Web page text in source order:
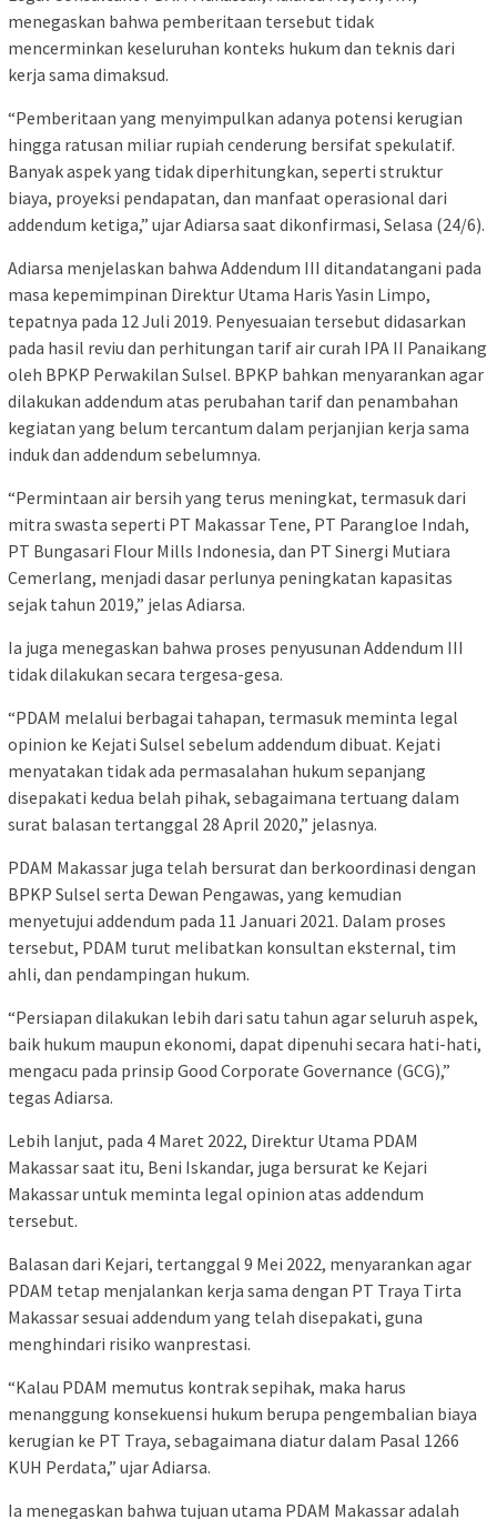
menegaskan bahwa pemberitaan tersebut tidak
mencerminkan keseluruhan konteks hukum dan teknis dari
kerja sama dimaksud.
“Pemberitaan yang menyimpulkan adanya potensi kerugian
hingga ratusan miliar rupiah cenderung bersifat spekulatif.
Banyak aspek yang tidak diperhitungkan, seperti struktur
biaya, proyeksi pendapatan, dan manfaat operasional dari
addendum ketiga,” ujar Adiarsa saat dikonfirmasi, Selasa (24/6).
Adiarsa menjelaskan bahwa Addendum III ditandatangani pada
masa kepemimpinan Direktur Utama Haris Yasin Limpo,
tepatnya pada 12 Juli 2019. Penyesuaian tersebut didasarkan
pada hasil reviu dan perhitungan tarif air curah IPA II Panaikang
oleh BPKP Perwakilan Sulsel. BPKP bahkan menyarankan agar
dilakukan addendum atas perubahan tarif dan penambahan
kegiatan yang belum tercantum dalam perjanjian kerja sama
induk dan addendum sebelumnya.
“Permintaan air bersih yang terus meningkat, termasuk dari
mitra swasta seperti PT Makassar Tene, PT Parangloe Indah,
PT Bungasari Flour Mills Indonesia, dan PT Sinergi Mutiara
Cemerlang, menjadi dasar perlunya peningkatan kapasitas
sejak tahun 2019,” jelas Adiarsa.
Ia juga menegaskan bahwa proses penyusunan Addendum III
tidak dilakukan secara tergesa-gesa.
“PDAM melalui berbagai tahapan, termasuk meminta legal
opinion ke Kejati Sulsel sebelum addendum dibuat. Kejati
menyatakan tidak ada permasalahan hukum sepanjang
disepakati kedua belah pihak, sebagaimana tertuang dalam
surat balasan tertanggal 28 April 2020,” jelasnya.
PDAM Makassar juga telah bersurat dan berkoordinasi dengan
BPKP Sulsel serta Dewan Pengawas, yang kemudian
menyetujui addendum pada 11 Januari 2021. Dalam proses
tersebut, PDAM turut melibatkan konsultan eksternal, tim
ahli, dan pendampingan hukum.
“Persiapan dilakukan lebih dari satu tahun agar seluruh aspek,
baik hukum maupun ekonomi, dapat dipenuhi secara hati-hati,
mengacu pada prinsip Good Corporate Governance (GCG),”
tegas Adiarsa.
Lebih lanjut, pada 4 Maret 2022, Direktur Utama PDAM
Makassar saat itu, Beni Iskandar, juga bersurat ke Kejari
Makassar untuk meminta legal opinion atas addendum
tersebut.
Balasan dari Kejari, tertanggal 9 Mei 2022, menyarankan agar
PDAM tetap menjalankan kerja sama dengan PT Traya Tirta
Makassar sesuai addendum yang telah disepakati, guna
menghindari risiko wanprestasi.
“Kalau PDAM memutus kontrak sepihak, maka harus
menanggung konsekuensi hukum berupa pengembalian biaya
kerugian ke PT Traya, sebagaimana diatur dalam Pasal 1266
KUH Perdata,” ujar Adiarsa.
Ia menegaskan bahwa tujuan utama PDAM Makassar adalah